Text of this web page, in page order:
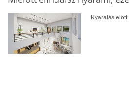
Nyaralás